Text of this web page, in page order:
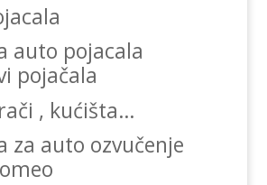
auto pojacala
pojačala
, kućišta…
za auto ozvučenje